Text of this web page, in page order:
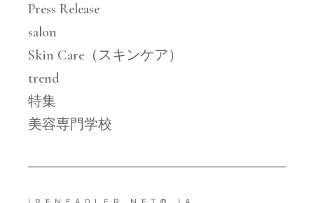
Press Release
salon
Skin Care（スキンケア）
trend
特集
美容専門学校